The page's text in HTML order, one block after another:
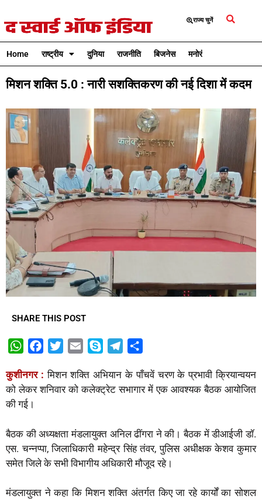
राज्य चुनें
Home राष्ट्रीय दुनिया राजनीति बिजनेस मनोरंजन
मिशन शक्ति 5.0 : नारी सशक्तिकरण की नई दिशा में कदम
SHARE THIS POST
W
a
t
s
p
p
c
e
o
k
i
t
r
a
i
y
p
l
e
a
m
a
r
कुशीनगर : मिशन शक्ति अभियान के पाँचवें चरण के प्रभावी क्रियान्वयन
को लेकर शनिवार को कलेक्ट्रेट सभागार में एक आवश्यक बैठक आयोजित
की गई।
बैठक की अध्यक्षता मंडलायुक्त अनिल ढींगरा ने की। बैठक में डीआईजी डॉ.
एस. चन्नप्पा, जिलाधिकारी महेन्द्र सिंह तंवर, पुलिस अधीक्षक केशव कुमार
समेत जिले के सभी विभागीय अधिकारी मौजूद रहे।
मंडलायुक्त ने कहा कि मिशन शक्ति अंतर्गत किए जा रहे कार्यों का सोशल